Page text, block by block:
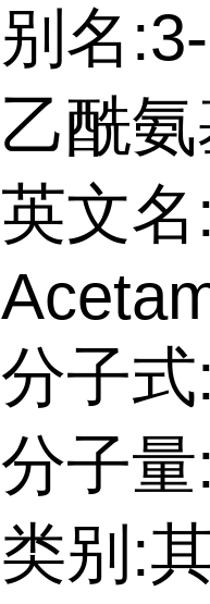
别名
乙酰
英文
分子
分子
类别: